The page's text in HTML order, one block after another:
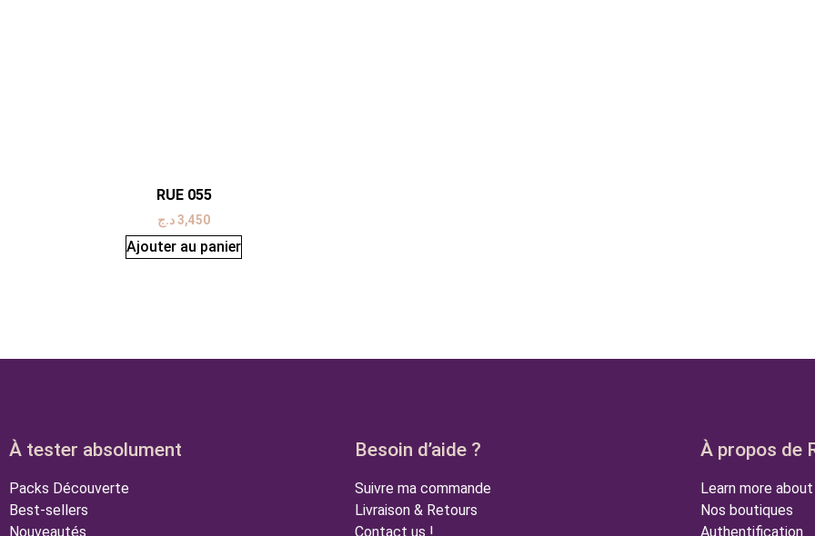
RUE 055
3,450 د.ج
Ajouter au panier
À tester absolument
Packs Découverte
Best-sellers
Nouveautés
Besoin d’aide ?
Suivre ma commande
Livraison & Retours
Contact us !
À propos de
Learn more about
Nos boutiques
Authentification